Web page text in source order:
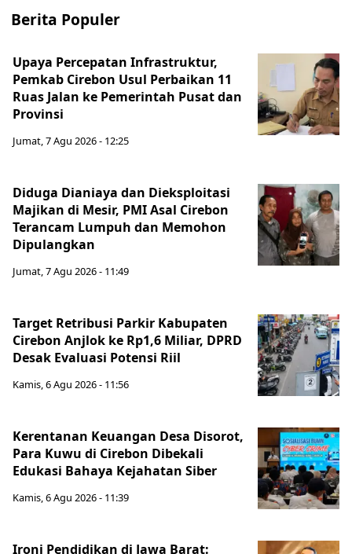
Berita Populer
Upaya Percepatan Infrastruktur,
Pemkab Cirebon Usul Perbaikan 11
Ruas Jalan ke Pemerintah Pusat dan
Provinsi
Jumat, 7 Agu 2026 - 12:25
Diduga Dianiaya dan Dieksploitasi
Majikan di Mesir, PMI Asal Cirebon
Terancam Lumpuh dan Memohon
Dipulangkan
Jumat, 7 Agu 2026 - 11:49
Target Retribusi Parkir Kabupaten
Cirebon Anjlok ke Rp1,6 Miliar, DPRD
Desak Evaluasi Potensi Riil
Kamis, 6 Agu 2026 - 11:56
Kerentanan Keuangan Desa Disorot,
Para Kuwu di Cirebon Dibekali
Edukasi Bahaya Kejahatan Siber
Kamis, 6 Agu 2026 - 11:39
Ironi Pendidikan di Jawa Barat: